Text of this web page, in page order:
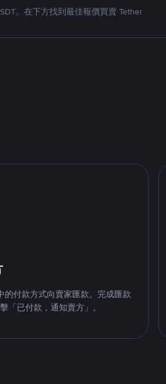
。在下方找到最佳報價買賣 Tether
的付款方式向賣家匯款。完成匯款
「已付款，通知賣方」。